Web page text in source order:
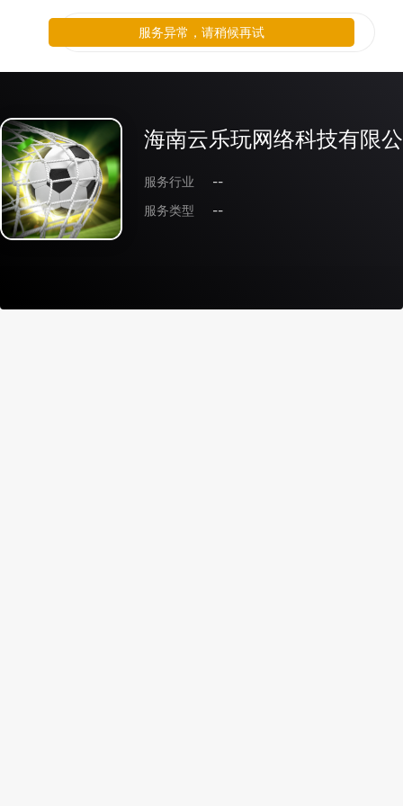
海南云乐玩网络科技有限
服务行业
--
服务类型
--
服务异常，请稍候再试